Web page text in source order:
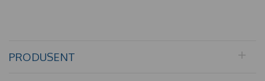
PRODUSENT